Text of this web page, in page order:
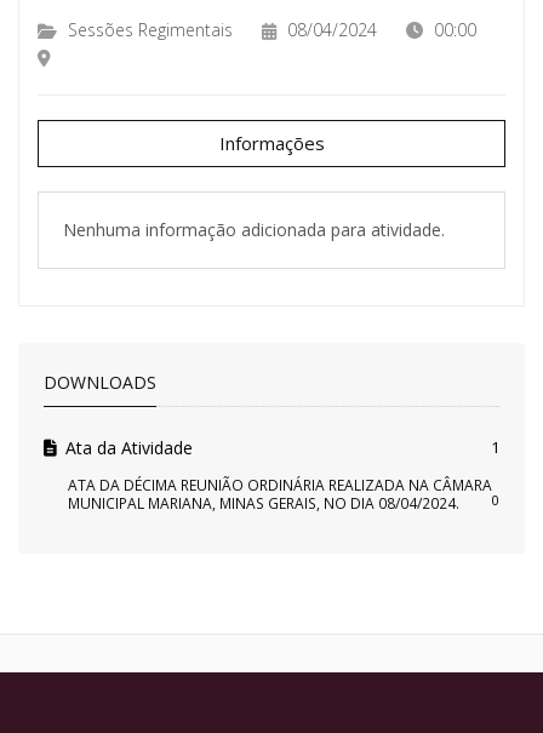
Sessões Regimentais 08/04/2024 00:00
Informações
Nenhuma informação adicionada para atividade.
DOWNLOADS
Ata da Atividade 1
ATA DA DÉCIMA REUNIÃO ORDINÁRIA REALIZADA NA CÂMARA
MUNICIPAL MARIANA, MINAS GERAIS, NO DIA 08/04/2024.
0